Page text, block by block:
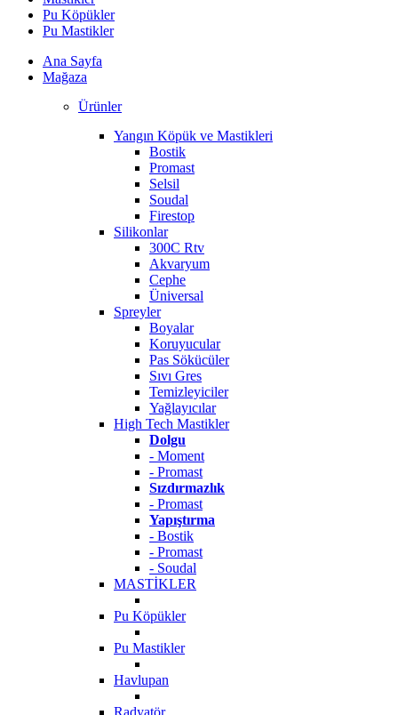
Pu Köpükler
Pu Mastikler
Ana Sayfa
Mağaza
Ürünler
Yangın Köpük ve Mastikleri
Bostik
Promast
Selsil
Soudal
Firestop
Silikonlar
300C Rtv
Akvaryum
Cephe
Üniversal
Spreyler
Boyalar
Koruyucular
Pas Sökücüler
Sıvı Gres
Temizleyiciler
Yağlayıcılar
High Tech Mastikler
Dolgu
- Moment
- Promast
Sızdırmazlık
- Promast
Yapıştırma
- Bostik
- Promast
- Soudal
MASTİKLER
Pu Köpükler
Pu Mastikler
Havlupan
Radyatör